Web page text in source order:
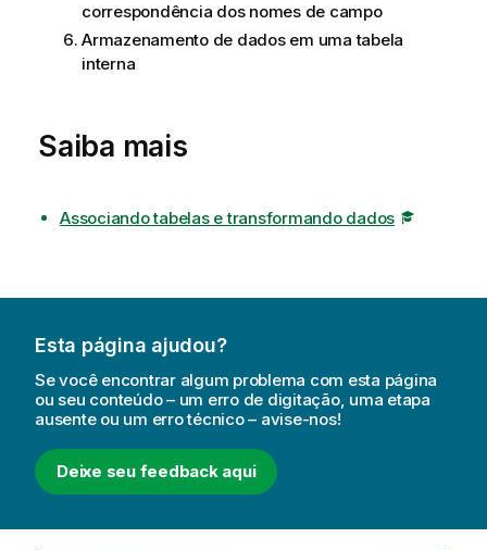
correspondência dos nomes de campo
Armazenamento de dados em uma tabela
interna
Saiba mais
Associando tabelas e transformando dados
Esta página ajudou?
Se você encontrar algum problema com esta página
ou seu conteúdo – um erro de digitação, uma etapa
ausente ou um erro técnico – avise-nos!
Deixe seu feedback aqui